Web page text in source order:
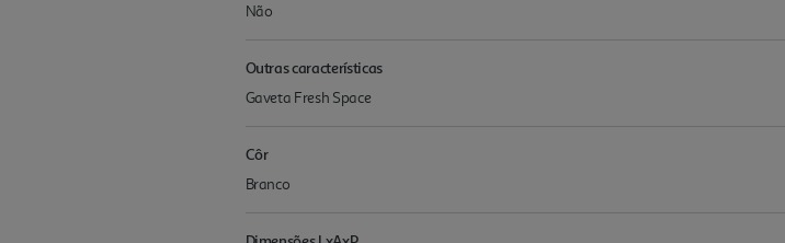
Não
Outras características
Gaveta Fresh Space
Côr
Branco